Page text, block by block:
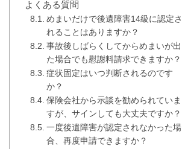
よくある質問
めまいだけで後遺障害14級に認定さ
れることはありますか？
事故後しばらくしてからめまいが出
た場合でも慰謝料請求できますか？
症状固定はいつ判断されるのです
か？
保険会社から示談を勧められていま
すが、サインしても大丈夫ですか？
一度後遺障害が認定されなかった場
合、再度申請できますか？